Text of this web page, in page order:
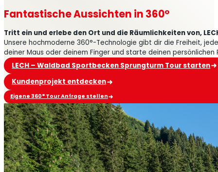
Fantastische Aussichten in 360°
Tritt ein und erlebe den Ort und die Räumlichkeiten von,
Unsere hochmoderne 360°-Technologie gibt dir die Freiheit,
deiner Maus oder deinem Finger und starte deinen persönlichen
LECH – Waldbad Sportbecken Sprungturm Tour starten
Kundenprojekt entdecken
Eigene 360° Tour Anfrage stellen